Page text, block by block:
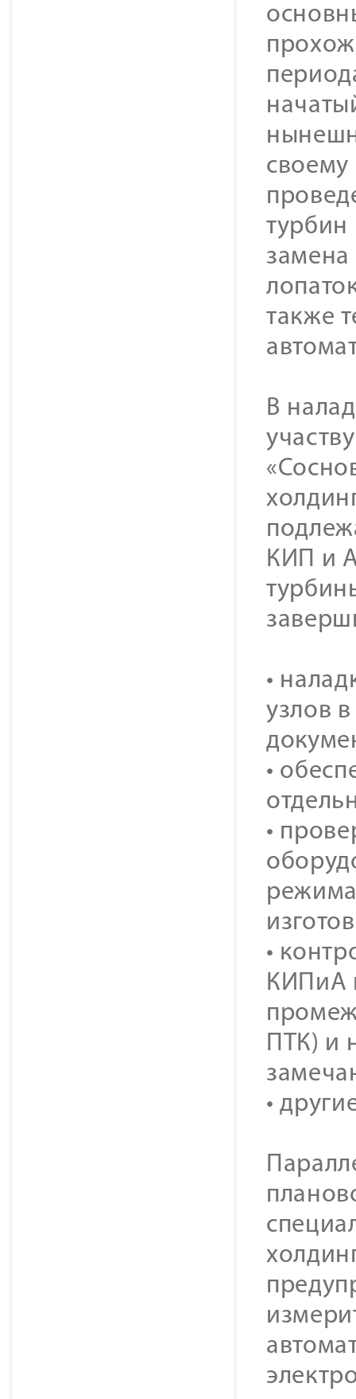
турбин
также
В
КИП и А
•
узлов
•
•
•
КИПиА
ПТК) и
•